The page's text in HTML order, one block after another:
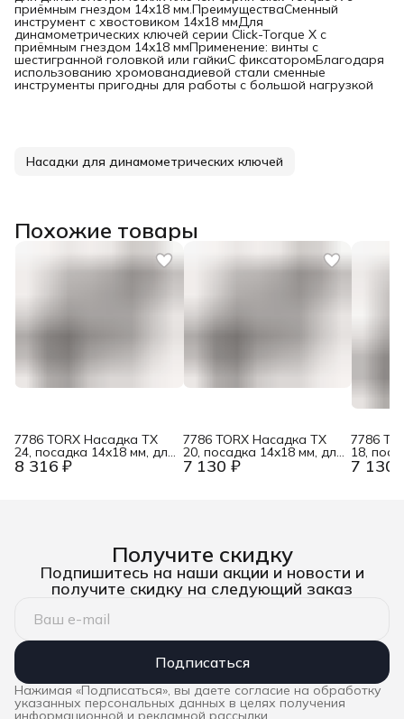
приёмным гнездом 14x18 мм.ПреимуществаСменный
инструмент с хвостовиком 14x18 ммДля
динамометрических ключей серии Click-Torque X с
приёмным гнездом 14x18 ммПрименение: винты с
шестигранной головкой или гайкиС фиксаторомБлагодаря
использованию хромованадиевой стали сменные
инструменты пригодны для работы с большой нагрузкой
Насадки для динамометрических ключей
Похожие товары
8 316 ₽
7786 TORX Насадка TX
24, посадка 14x18 мм, для
динамометрических
ключей Click-Torque X / XP
7 130 ₽
7786 TORX Насадка TX
20, посадка 14x18 мм, для
динамометрических
ключей Click-Torque X / XP
7 130
7786
18,
ключей
Получите скидку
Подпишитесь на наши акции и новости и
получите скидку на следующий заказ
Подписаться
Нажимая «Подписаться», вы даете согласие на обработку
указанных персональных данных в целях получения
информационной и рекламной рассылки